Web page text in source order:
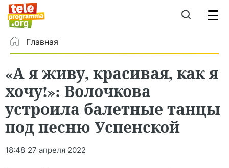
Главная
«А я живу, красивая, как я
хочу!»: Волочкова
устроила балетные танцы
под песню Успенской
18:48 27 апреля 2022